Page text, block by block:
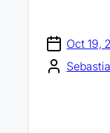
Oct 19,